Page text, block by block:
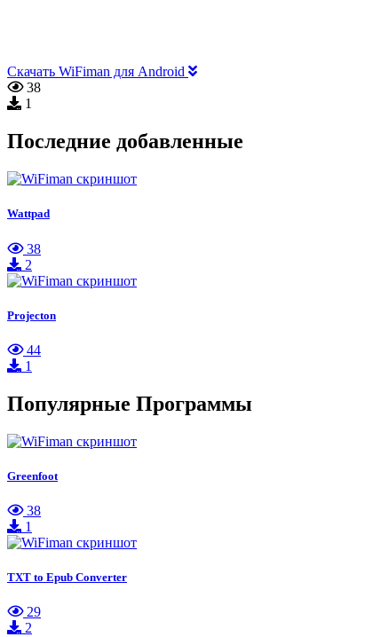
Скачать WiFiman для Android
38
1
Последние добавленные
Wattpad
38
2
Projecton
44
1
Популярные Программы
Greenfoot
38
1
TXT to Epub Converter
29
2